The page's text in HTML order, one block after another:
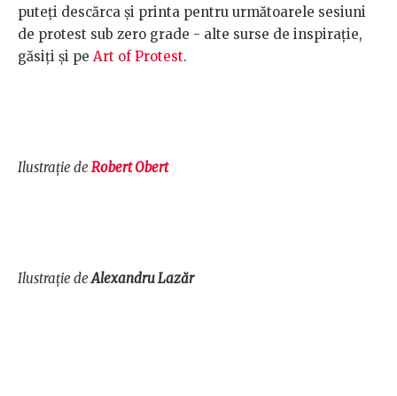
puteți descărca și printa pentru următoarele sesiuni
de protest sub zero grade - alte surse de inspirație,
găsiți și pe Art of Protest.
Ilustrație de Robert Obert
Ilustrație deAlexandru Lazăr